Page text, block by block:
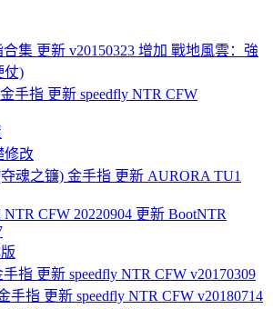
合集 更新 v20150323 增加 戰地風雲：強
仗)
手指 更新 speedfly NTR CFW
修改
魂之镰) 金手指 更新 AURORA TU1
CFW 20220904 更新 BootNTR
指 更新 speedfly NTR CFW v20170309
手指 更新 speedfly NTR CFW v20180714